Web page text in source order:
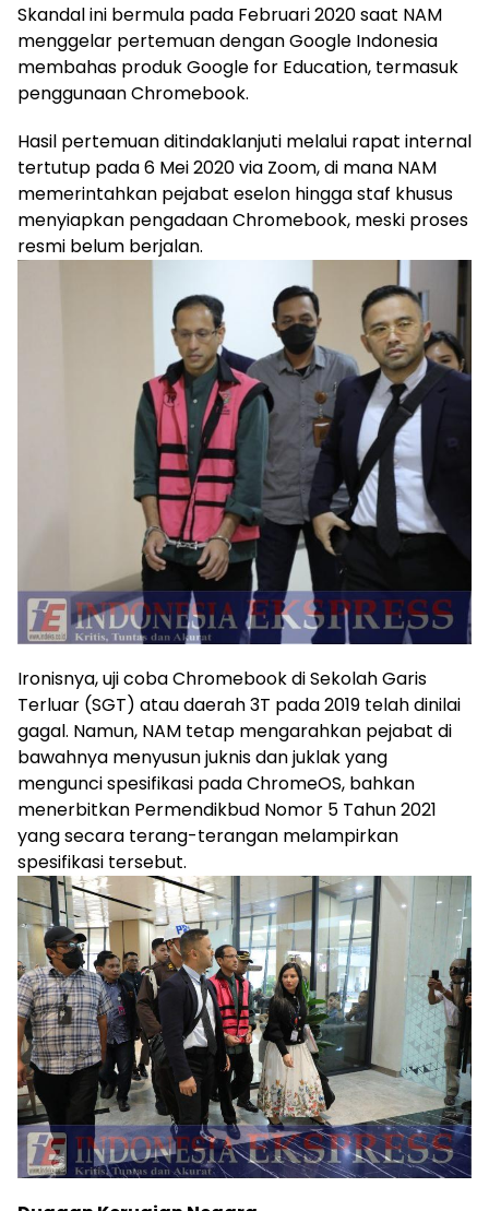
Skandal ini bermula pada Februari 2020 saat NAM
menggelar pertemuan dengan Google Indonesia
membahas produk Google for Education, termasuk
penggunaan Chromebook.
Hasil pertemuan ditindaklanjuti melalui rapat internal
tertutup pada 6 Mei 2020 via Zoom, di mana NAM
memerintahkan pejabat eselon hingga staf khusus
menyiapkan pengadaan Chromebook, meski proses
resmi belum berjalan.
Ironisnya, uji coba Chromebook di Sekolah Garis
Terluar (SGT) atau daerah 3T pada 2019 telah dinilai
gagal. Namun, NAM tetap mengarahkan pejabat di
bawahnya menyusun juknis dan juklak yang
mengunci spesifikasi pada ChromeOS, bahkan
menerbitkan Permendikbud Nomor 5 Tahun 2021
yang secara terang-terangan melampirkan
spesifikasi tersebut.